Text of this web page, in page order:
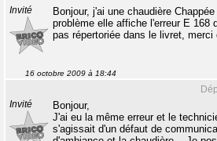
Invité
Bonjour, j'ai une chaudière
problème elle affiche l'erreur E 168
pas répertoriée dans le livret, merci
16 octobre 2009 à 18:44
Invité
Bonjour,
J'ai eu la même erreur et le
s'agissait d'un défaut de